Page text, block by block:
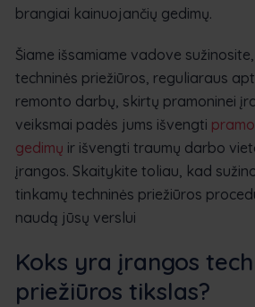
brangiai kainuojančių gedimų.
Šiame išsamiame vadove
techninės priežiūros, reguliaraus
remonto darbų, skirtų pramoninei
veiksmai padės jums išvengti
gedimų ir išvengti traumų darbo
įrangos. Skaitykite toliau, kad
tinkamų techninės priežiūros
naudą jūsų verslui
Koks yra įrangos
priežiūros tikslas?